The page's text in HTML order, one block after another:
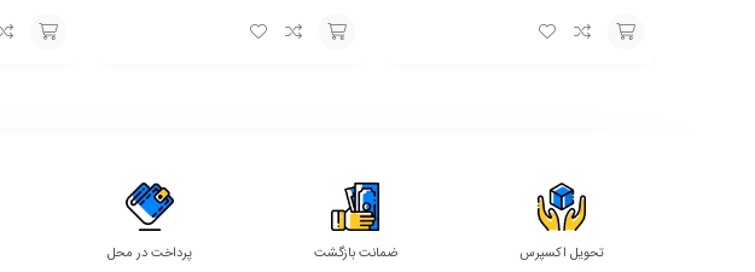
تحویل اکسپرس ضمانت بازگشت پرداخت در محل